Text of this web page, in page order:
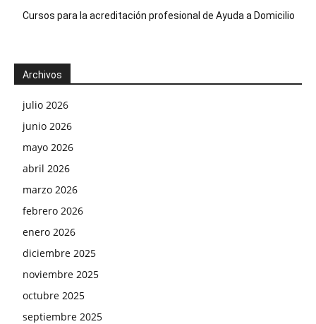
Cursos para la acreditación profesional de Ayuda a Domicilio
Archivos
julio 2026
junio 2026
mayo 2026
abril 2026
marzo 2026
febrero 2026
enero 2026
diciembre 2025
noviembre 2025
octubre 2025
septiembre 2025